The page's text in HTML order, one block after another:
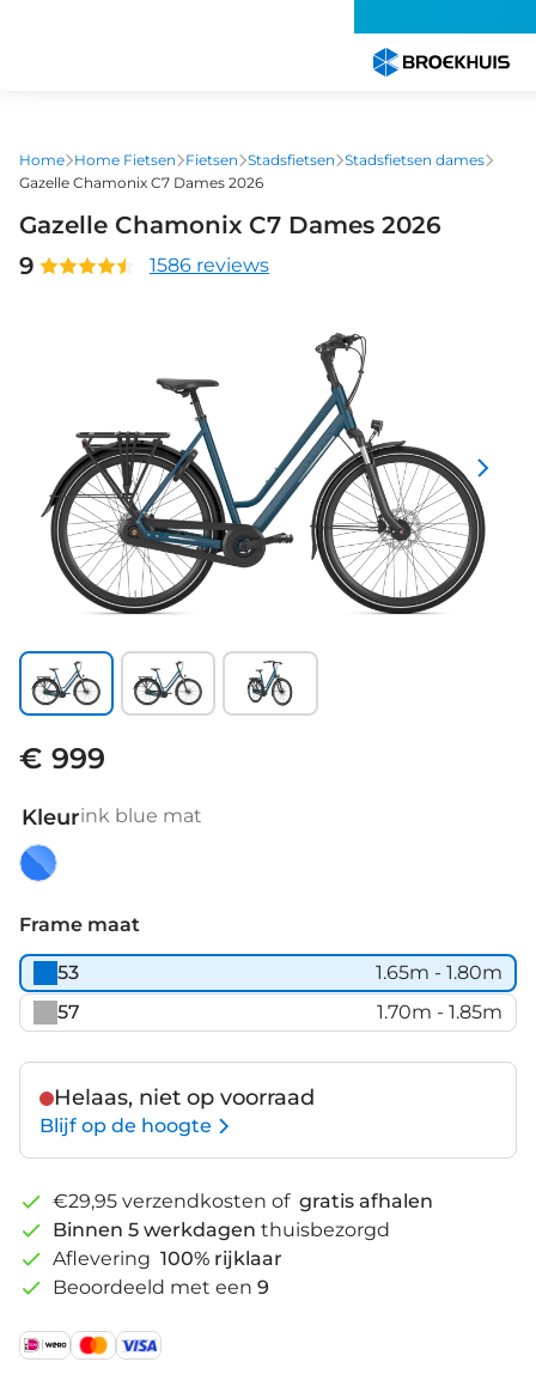
gaan
Home Home Fietsen Fietsen Stadsfietsen Stadsfietsen dames
Gazelle Chamonix C7 Dames 2026
Gazelle Chamonix C7 Dames 2026
9
1586 reviews
€ 999
Kleurink blue mat
blue
mat
Frame maat
53
1.65m - 1.80m
57
1.70m - 1.85m
Helaas, niet op voorraad
Blijf op de hoogte
€29,95 verzendkosten of gratis afhalen
Binnen 5 werkdagen thuisbezorgd
Aflevering 100% rijklaar
Beoordeeld met een 9